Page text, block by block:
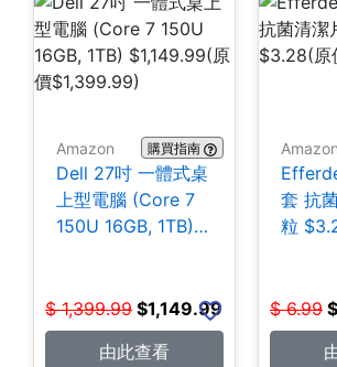
Amazon 購買指南
Dell 27吋 一體式桌
上型電腦 (Core 7
150U 16GB, 1TB)
$ 1,399.99 $1,149.99
由此查看
Amazon
套 抗
粒
$ 6.99 $